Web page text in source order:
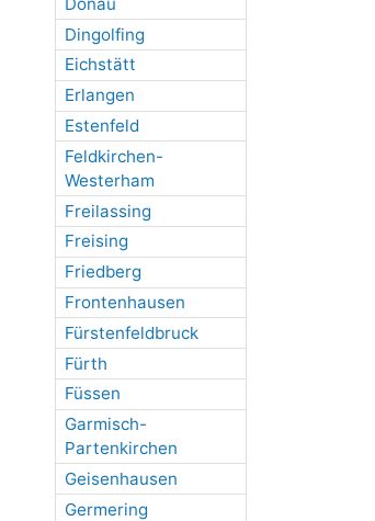
Dingolfing
Eichstätt
Erlangen
Estenfeld
Feldkirchen-
Westerham
Freilassing
Freising
Friedberg
Frontenhausen
Fürstenfeldbruck
Fürth
Füssen
Garmisch-
Partenkirchen
Geisenhausen
Germering